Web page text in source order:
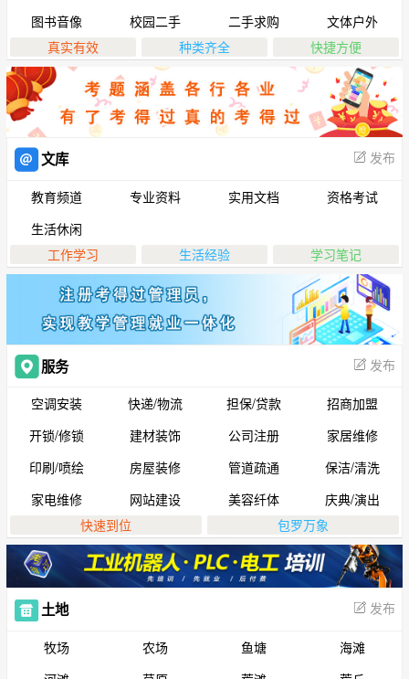
图书音像
校园二手 二手求购
文体户外
真实有效
种类齐全 快捷方便
文库 发布
教育频道 专业资料 实用文档
资格考试
生活休闲
工作学习
生活经验 学习笔记
服务 发布
空调安装 快递/物流 担保/贷款
招商加盟
开锁/修锁
建材装饰 公司注册
家居维修
印刷/喷绘
房屋装修 管道疏通
保洁/清洗
家电维修
网站建设 美容纤体
庆典/演出
快速到位
包罗万象
土地 发布
牧场 农场 鱼塘
海滩